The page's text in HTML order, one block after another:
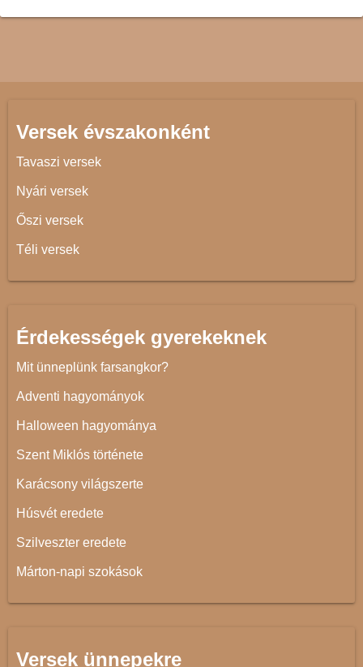
Versek évszakonként
Tavaszi versek
Nyári versek
Őszi versek
Téli versek
Érdekességek gyerekeknek
Mit ünneplünk farsangkor?
Adventi hagyományok
Halloween hagyománya
Szent Miklós története
Karácsony világszerte
Húsvét eredete
Szilveszter eredete
Márton-napi szokások
Versek ünnepekre